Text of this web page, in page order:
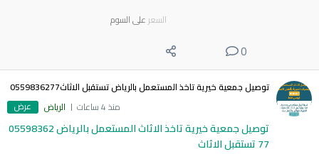
السعر على السوم
0
توصيل جمعية خيرية تاخذ المستعمل بالرياض تستقبل الاثاث0559836277
منذ 4 ساعات
الرياض عرض
توصيل جمعية خيرية تاخذ الاثاث المستعمل بالرياض 05598362
77 تستقبل الاثاث